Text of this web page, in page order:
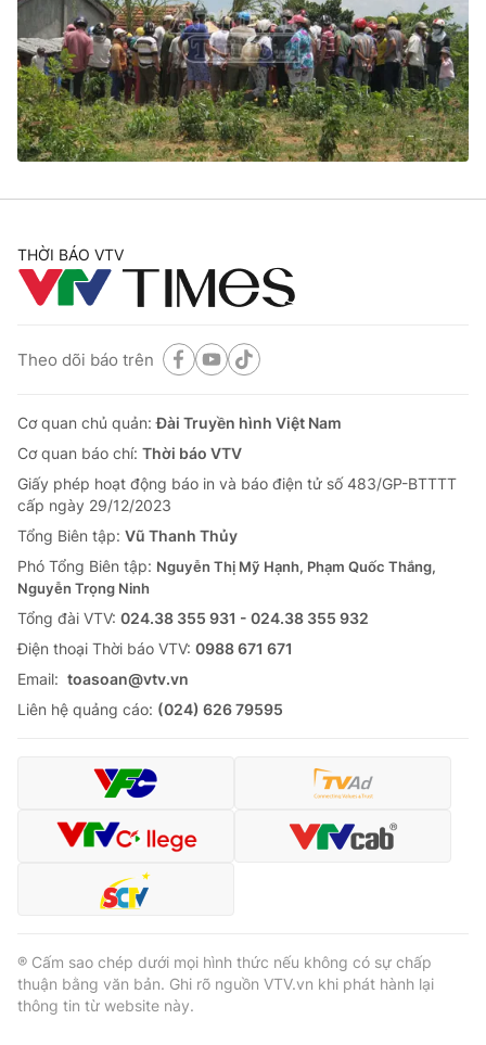
thuận bằng văn bản. Ghi rõ nguồn VTV.vn khi phát hành lại
THỜI BÁO VTV
Theo dõi báo trên
Cơ quan chủ quản:Đài Truyền hình Việt Nam
Cơ quan báo chí: Thời báo VTV
Giấy phép hoạt động báo in và báo điện tử số 483/GP-BTTTT
cấp ngày 29/12/2023
Tổng Biên tập: Vũ Thanh Thủy
Phó Tổng Biên tập: Nguyễn Thị Mỹ Hạnh, Phạm Quốc Thắng,
Nguyễn Trọng Ninh
Tổng đài VTV: 024.38 355 931 - 024.38 355 932
Ðiện thoại Thời báo VTV: 0988 671 671
Email: toasoan@vtv.vn
Liên hệ quảng cáo: (024) 626 79595
® Cấm sao chép dưới mọi hình thức nếu không có sự chấp
thuận bằng văn bản. Ghi rõ nguồn VTV.vn khi phát hành lại
thông tin từ website này.